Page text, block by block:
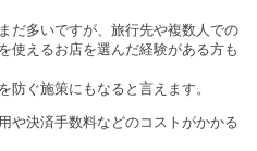
だ多いですが、旅行先や複数人での
使えるお店を選んだ経験がある方も
防ぐ施策にもなると言えます。
や決済手数料などのコストがかかる